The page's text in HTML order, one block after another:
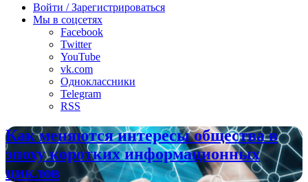
радио
Войти / Зарегистрироваться
Мы в соцсетях
Facebook
Twitter
YouTube
vk.com
Одноклассники
Telegram
RSS
Как меняются интересы общества в
эпоху коротких информационных
циклов